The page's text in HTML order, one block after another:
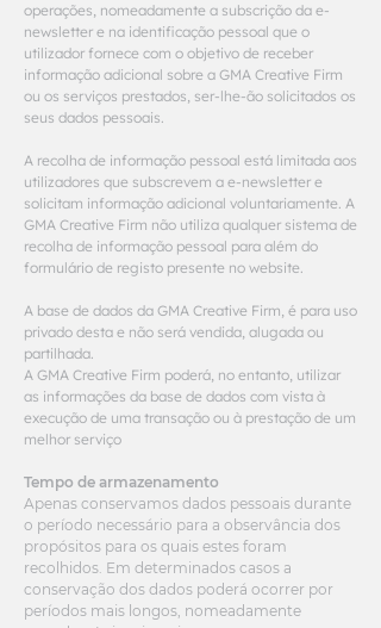
operações, nomeadamente a subscrição da e-
newsletter e na identificação pessoal que o
utilizador fornece com o objetivo de receber
informação adicional sobre a GMA Creative Firm
ou os serviços prestados, ser-lhe-ão solicitados os
seus dados pessoais.
A recolha de informação pessoal está limitada aos
utilizadores que subscrevem a e-newsletter e
solicitam informação adicional voluntariamente. A
GMA Creative Firm não utiliza qualquer sistema de
recolha de informação pessoal para além do
formulário de registo presente no website.
A base de dados da GMA Creative Firm, é para uso
privado desta e não será vendida, alugada ou
partilhada.
A GMA Creative Firm poderá, no entanto, utilizar
as informações da base de dados com vista à
execução de uma transação ou à prestação de um
melhor serviço
Tempo de armazenamento
Apenas conservamos dados pessoais durante
o período necessário para a observância dos
propósitos para os quais estes foram
recolhidos. Em determinados casos a
conservação dos dados poderá ocorrer por
períodos mais longos, nomeadamente